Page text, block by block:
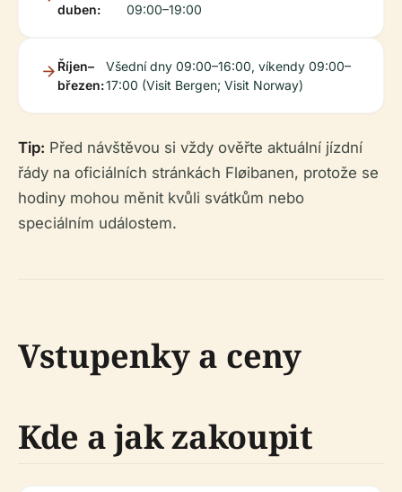
duben:
09:00–19:00
Říjen–
březen:
Všední dny 09:00–16:00, víkendy 09:00–
17:00 (Visit Bergen; Visit Norway)
Tip: Před návštěvou si vždy ověřte aktuální jízdní
řády na oficiálních stránkách Fløibanen, protože se
hodiny mohou měnit kvůli svátkům nebo
speciálním událostem.
Vstupenky a ceny
Kde a jak zakoupit